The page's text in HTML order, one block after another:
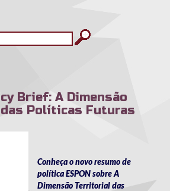
Brief: A Dimensão
Políticas Futuras
Conheça o novo resumo de
política ESPON sobre A
Dimensão Territorial das